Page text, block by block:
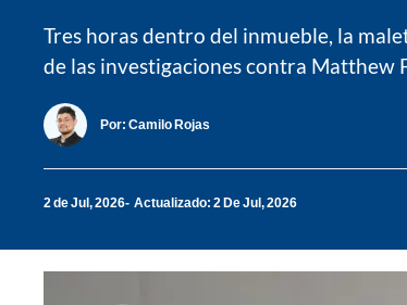
Tres horas dentro del inmueble, la
de las investigaciones contra Matthew
Por: Camilo Rojas
2 de Jul, 2026 Actualizado: 2 De Jul, 2026